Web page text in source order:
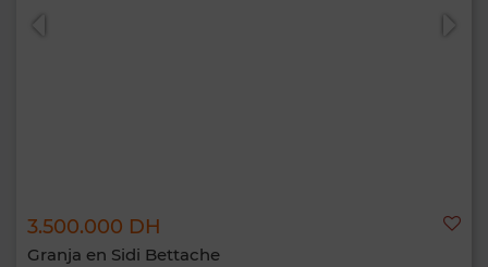
3.500.000 DH
Granja en Sidi Bettache